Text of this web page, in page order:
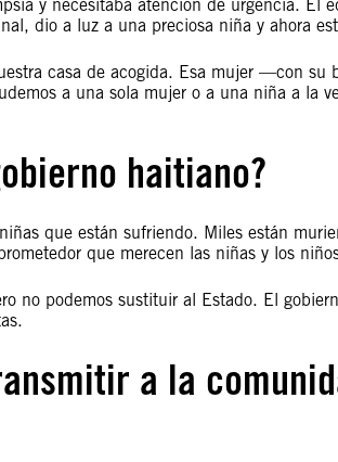
y necesitaba atención de urgencia. El
dio a luz a una preciosa niña y ahora
casa de acogida. Esa mujer —con su
a una sola mujer o a una niña a la
haitiano?
que están sufriendo. Miles están
que merecen las niñas y los
no podemos sustituir al Estado. El
a la